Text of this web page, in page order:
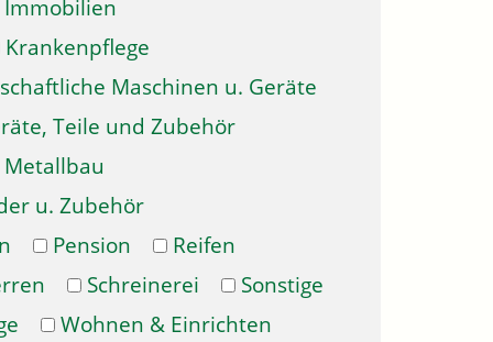
Immobilien
Krankenpflege
Maschinen u. Geräte
Teile und Zubehör
Metallbau
u. Zubehör
Pension
Reifen
Schreinerei
Sonstige
Wohnen & Einrichten